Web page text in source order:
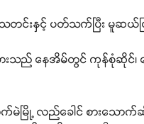
းနှင့် ပတ်သက်ပြီး မူဆယ်ပ
ည် နေအိမ်တွင် ကုန်စုံဆိုင်၊ ခ
က်မဲမြို့ လည်ခေါင် စားသော